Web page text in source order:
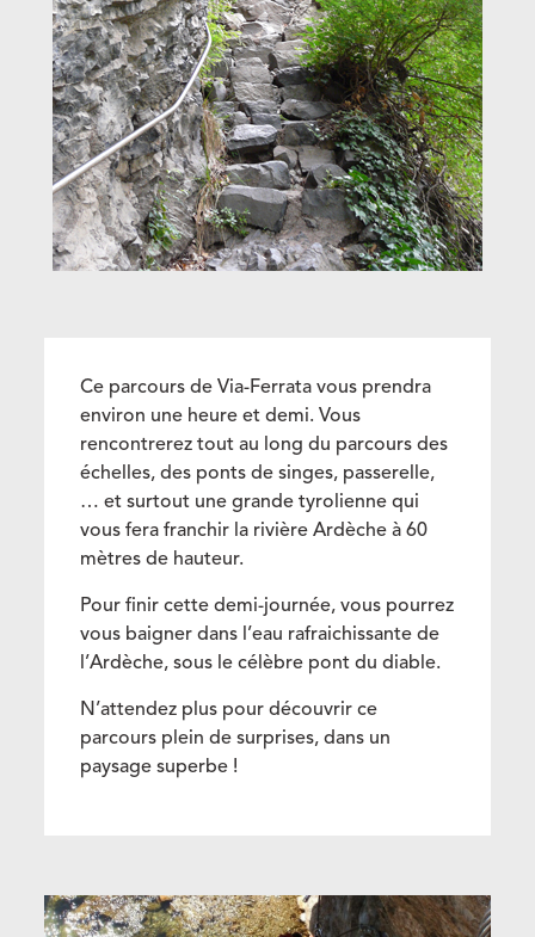
Ce parcours de Via-Ferrata vous prendra
environ une heure et demi. Vous
rencontrerez tout au long du parcours des
échelles, des ponts de singes, passerelle,
… et surtout une grande tyrolienne qui
vous fera franchir la rivière Ardèche à 60
mètres de hauteur.
Pour finir cette demi-journée, vous pourrez
vous baigner dans l’eau rafraichissante de
l’Ardèche, sous le célèbre pont du diable.
N’attendez plus pour découvrir ce
parcours plein de surprises, dans un
paysage superbe !